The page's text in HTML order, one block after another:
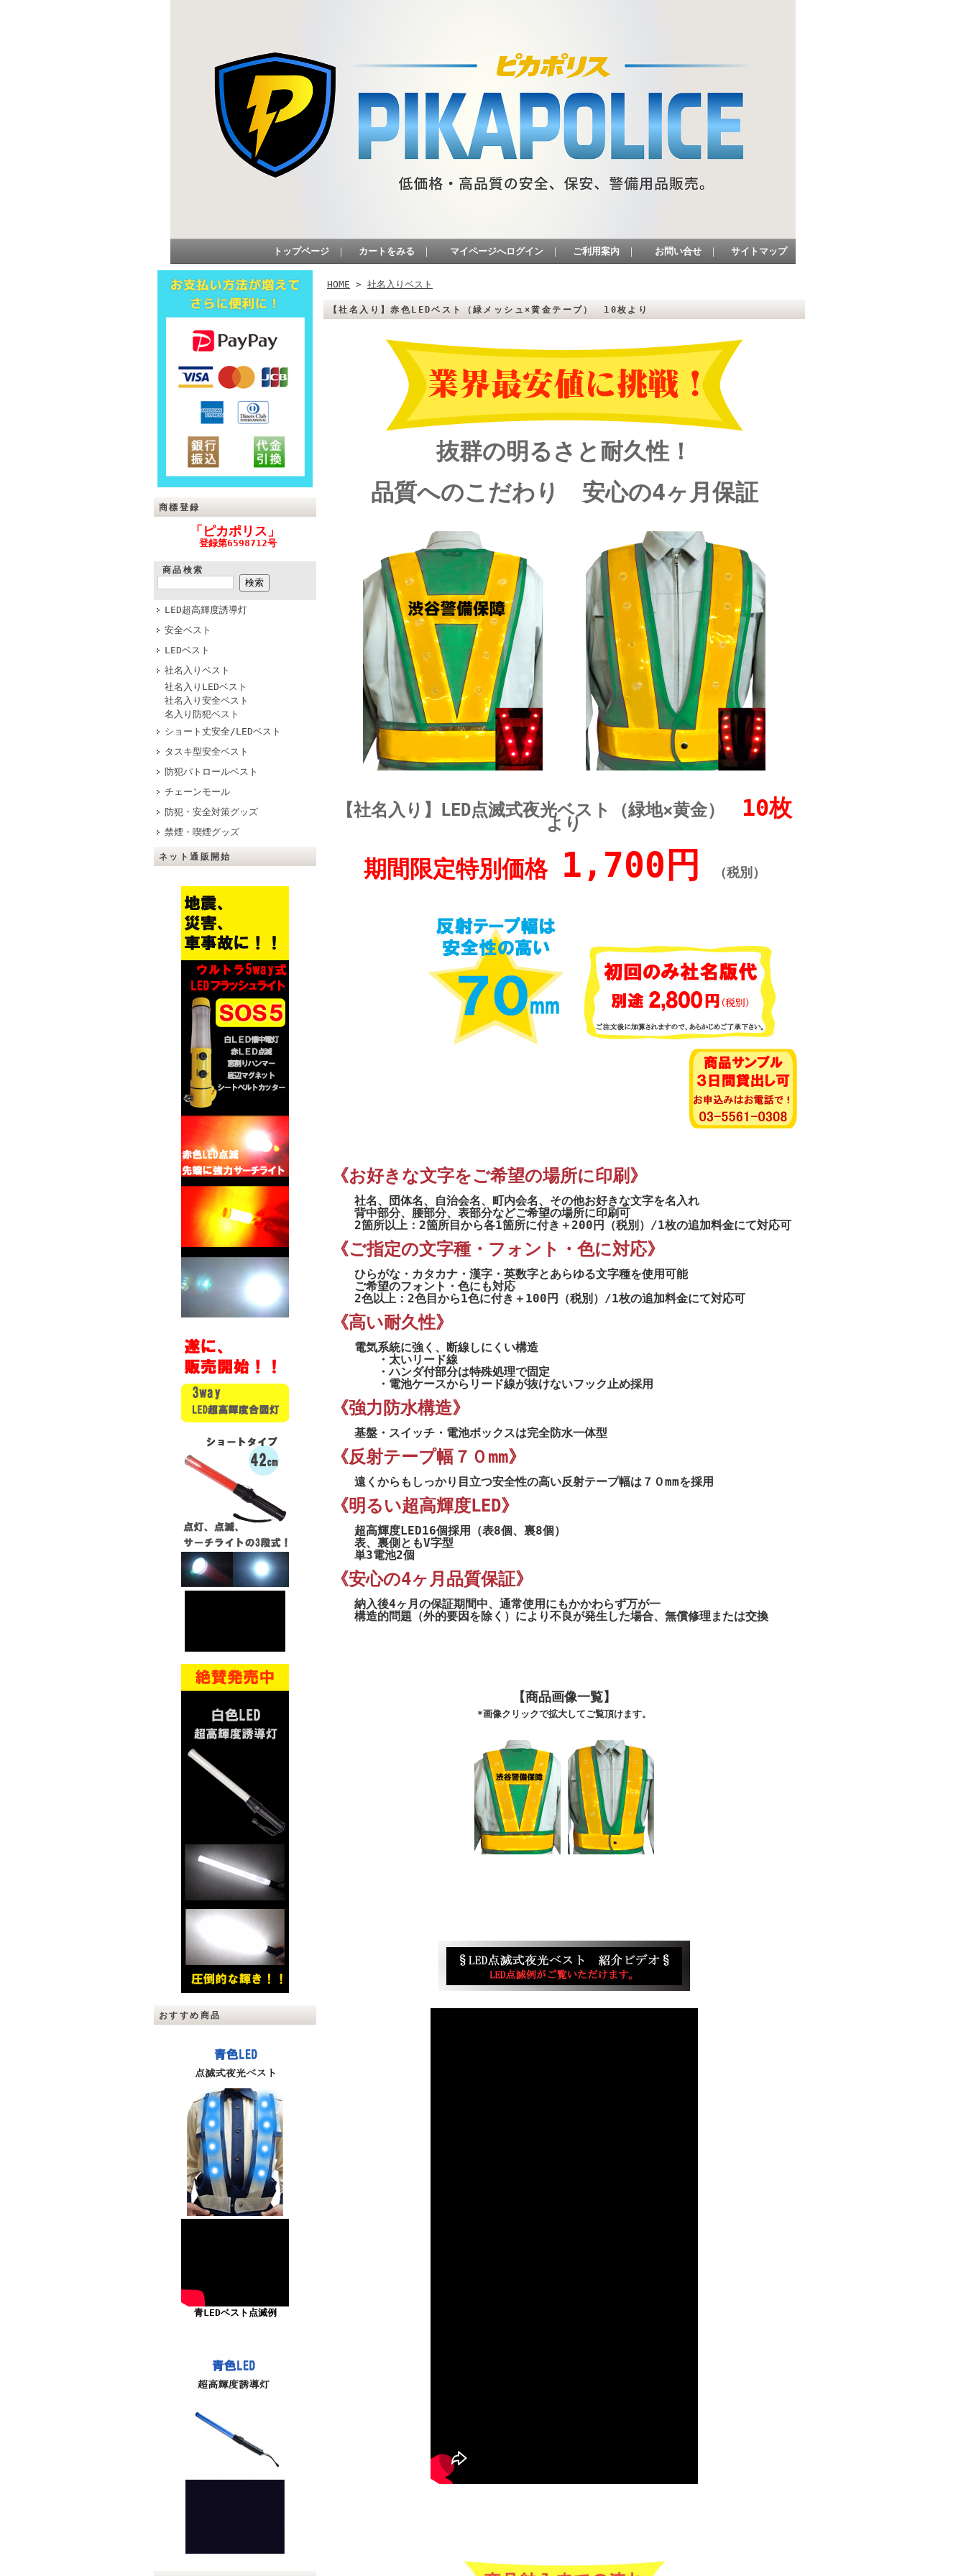
トップページ ｜ カートをみる ｜ マイページへログイン ｜ ご利用案内 ｜ お問い合せ ｜ サイトマップ
商標登録
「ピカポリス」
登録第6598712号
商品検索
LED超高輝度誘導灯
安全ベスト
LEDベスト
社名入りベスト
社名入りLEDベスト
社名入り安全ベスト
名入り防犯ベスト
ショート丈安全/LEDベスト
タスキ型安全ベスト
防犯パトロールベスト
チェーンモール
防犯・安全対策グッズ
禁煙・喫煙グッズ
ネット通販開始
おすすめ商品
青LEDベスト点滅例
HOME > 社名入りベスト
【社名入り】赤色LEDベスト（緑メッシュ×黄金テープ） 10枚より
抜群の明るさと耐久性！
品質へのこだわり 安心の4ヶ月保証
【社名入り】LED点滅式夜光ベスト（緑地×黄金） 10枚
より
期間限定特別価格 1,700円 （税別）
《お好きな文字をご希望の場所に印刷》
社名、団体名、自治会名、町内会名、その他お好きな文字を名入れ
背中部分、腰部分、表部分などご希望の場所に印刷可
2箇所以上：2箇所目から各1箇所に付き＋200円（税別）/1枚の追加料金にて対応可
《ご指定の文字種・フォント・色に対応》
ひらがな・カタカナ・漢字・英数字とあらゆる文字種を使用可能
ご希望のフォント・色にも対応
2色以上：2色目から1色に付き＋100円（税別）/1枚の追加料金にて対応可
《高い耐久性》
電気系統に強く、断線しにくい構造
・太いリード線
・ハンダ付部分は特殊処理で固定
・電池ケースからリード線が抜けないフック止め採用
《強力防水構造》
基盤・スイッチ・電池ボックスは完全防水一体型
《反射テープ幅７０mm》
遠くからもしっかり目立つ安全性の高い反射テープ幅は７０mmを採用
《明るい超高輝度LED》
超高輝度LED16個採用（表8個、裏8個）
表、裏側ともV字型
単3電池2個
《安心の4ヶ月品質保証》
納入後4ヶ月の保証期間中、通常使用にもかかわらず万が一
構造的問題（外的要因を除く）により不良が発生した場合、無償修理または交換
【商品画像一覧】
*画像クリックで拡大してご覧頂けます。